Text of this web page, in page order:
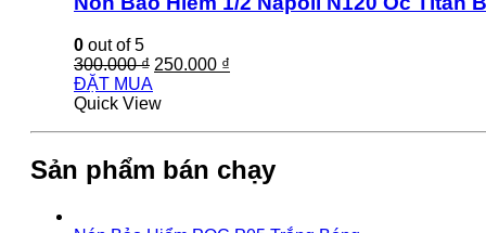
0 out of 5
300.000₫ 250.000 ₫
ĐẶT MUA
Quick View
Sản phẩm bán chạy